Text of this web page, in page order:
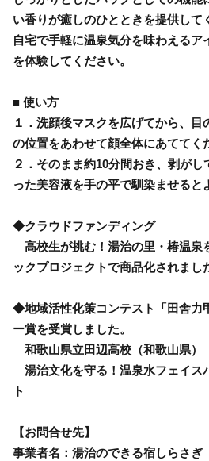
い香りが癒しのひとときを提供して
自宅で手軽に温泉気分を味わえるア
を体験してください。
■ 使い方
１．洗顔後マスクを広げてから、目
の位置をあわせて顔全体にあててく
２．そのまま約10分間おき、剥が
った美容液を手の平で馴染ませると
◆クラウドファンディング
高校生が挑む！湯治の里・椿温泉
ックプロジェクトで商品化されまし
◆地域活性化策コンテスト「田舎力
ー賞を受賞しました。
和歌山県立田辺高校（和歌山県）
湯治文化を守る！温泉水フェイス
ト
【お問合せ先】
事業者名：湯治のできる宿しらさぎ